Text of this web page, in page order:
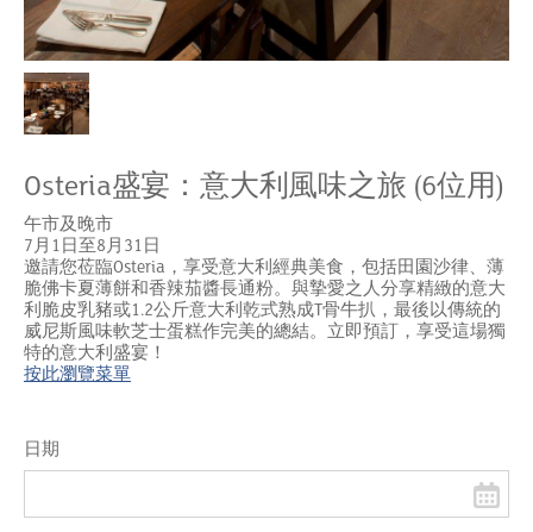
Osteria盛宴：意大利風味之旅 (6位用)
午市及晚市
7月1日至8月31日
邀請您莅臨Osteria，享受意大利經典美食，包括田園沙律、薄
脆佛卡夏薄餅和香辣茄醬長通粉。與摯愛之人分享精緻的意大
利脆皮乳豬或1.2公斤意大利乾式熟成T骨牛扒，最後以傳統的
威尼斯風味軟芝士蛋糕作完美的總結。立即預訂，享受這場獨
特的意大利盛宴！
按此瀏覽菜單
日期